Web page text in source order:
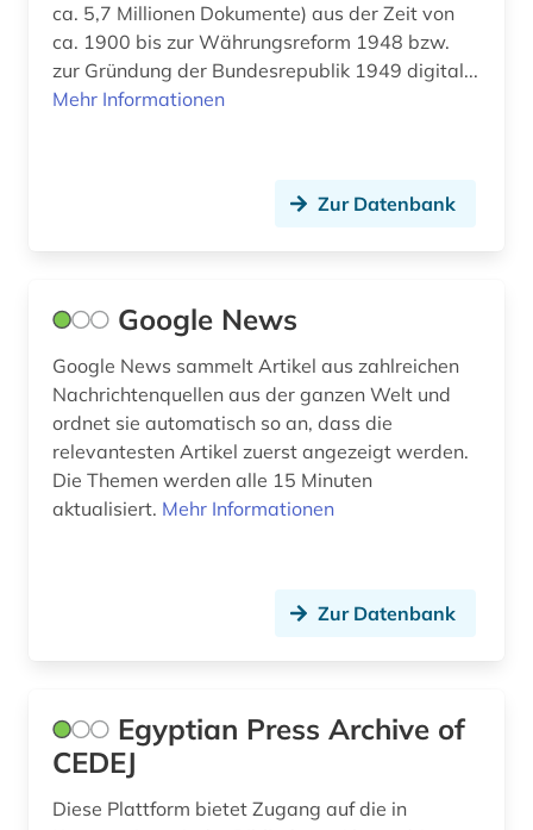
ca. 5,7 Millionen Dokumente) aus der Zeit von
ca. 1900 bis zur Währungsreform 1948 bzw.
zur Gründung der Bundesrepublik 1949 digital...
Mehr Informationen
Zur Datenbank
Google News
Google News sammelt Artikel aus zahlreichen
Nachrichtenquellen aus der ganzen Welt und
ordnet sie automatisch so an, dass die
relevantesten Artikel zuerst angezeigt werden.
Die Themen werden alle 15 Minuten
aktualisiert. Mehr Informationen
Zur Datenbank
Egyptian Press Archive of
CEDEJ
Diese Plattform bietet Zugang auf die in